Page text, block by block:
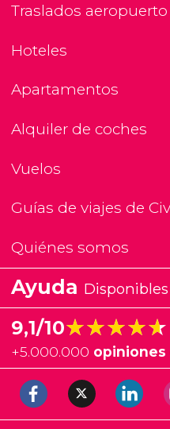
Traslados aeropuerto
Hoteles
Apartamentos
Alquiler de coches
Vuelos
Guías de viajes de
Quiénes somos
Ayuda
9,1/10★★★★★
★★★★★
+5.000.000 opiniones